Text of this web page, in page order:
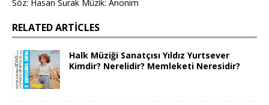
Söz: Hasan Surak Müzik: Anonim
RELATED ARTICLES
Halk Müziği Sanatçısı Yıldız Yurtsever
Kimdir? Nerelidir? Memleketi Neresidir?